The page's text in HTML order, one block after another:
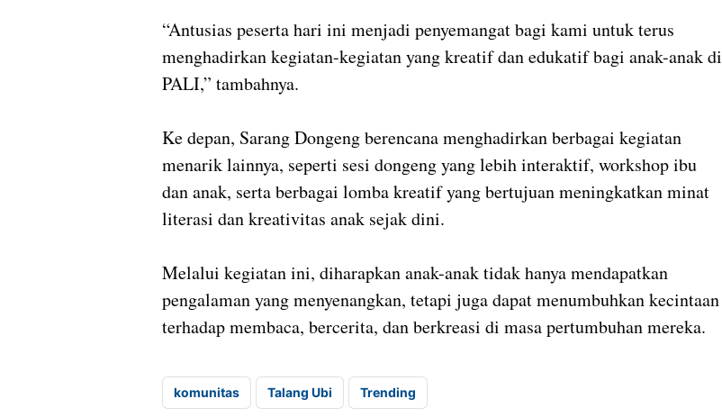
“Antusias peserta hari ini menjadi penyemangat bagi kami untuk terus
menghadirkan kegiatan-kegiatan yang kreatif dan edukatif bagi anak-anak di
PALI,” tambahnya.
Ke depan, Sarang Dongeng berencana menghadirkan berbagai kegiatan
menarik lainnya, seperti sesi dongeng yang lebih interaktif, workshop ibu
dan anak, serta berbagai lomba kreatif yang bertujuan meningkatkan minat
literasi dan kreativitas anak sejak dini.
Melalui kegiatan ini, diharapkan anak-anak tidak hanya mendapatkan
pengalaman yang menyenangkan, tetapi juga dapat menumbuhkan kecintaan
terhadap membaca, bercerita, dan berkreasi di masa pertumbuhan mereka.
komunitas Talang Ubi Trending